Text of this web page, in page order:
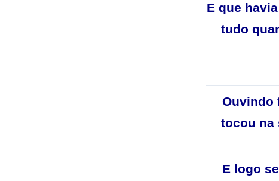
E que
tudo
Ouvindo
tocou na
E logo